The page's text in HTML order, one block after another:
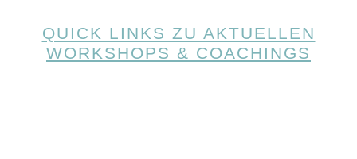
QUICK LINKS ZU AKTUELLEN
WORKSHOPS & COACHINGS